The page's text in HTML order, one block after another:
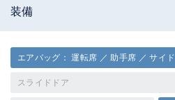
装備
エアバッグ： 運転席 ／ 助手席 ／ サイド
スライドドア